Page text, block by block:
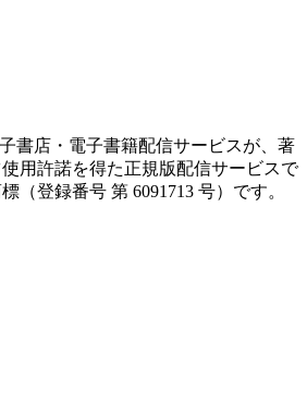
書店・電子書籍配信サービスが、著
用許諾を得た正規版配信サービスで
（登録番号 第 6091713 号）です。